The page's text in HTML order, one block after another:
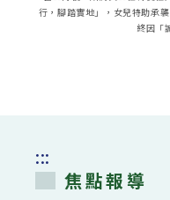
行，腳踏實地」，女兒特助承
終因「
:::
焦點報導